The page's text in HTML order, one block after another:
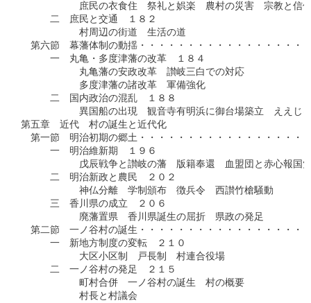
庶民の衣食住　祭礼と娯楽　農村の災害　宗教と信仰
二　庶民と交通　１８２
村周辺の街道　生活の道
第六節　幕藩体制の動揺・・・・・・・・・・・・・・・・・
一　丸亀・多度津藩の改革　１８４
丸亀藩の安政改革　讃岐三白での対応
多度津藩の諸改革　軍備強化
二　国内政治の混乱　１８８
異国船の出現　観音寺有明浜に御台場築立　ええじゃ
第五章　近代　村の誕生と近代化
第一節　明治初期の郷土・・・・・・・・・・・・・・・・・
一　明治維新期　１９６
戊辰戦争と讃岐の藩　版籍奉還　血盟団と赤心報国党
二　明治新政と農民　２０２
神仏分離　学制頒布　徴兵令　西讃竹槍騒動
三　香川県の成立　２０６
廃藩置県　香川県誕生の屈折　県政の発足
第二節　一ノ谷村の誕生・・・・・・・・・・・・・・・・・
一　新地方制度の変転　２１０
大区小区制　戸長制　村連合役場
二　一ノ谷村の発足　２１５
町村合併　一ノ谷村の誕生　村の概要
村長と村議会